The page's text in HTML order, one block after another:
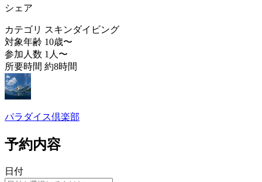
シェア
カテゴリ スキンダイビング
対象年齢 10歳〜
参加人数 1人〜
所要時間 約8時間
パラダイス倶楽部
予約内容
日付